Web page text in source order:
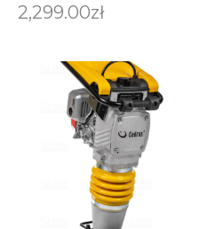
2,299.00zł